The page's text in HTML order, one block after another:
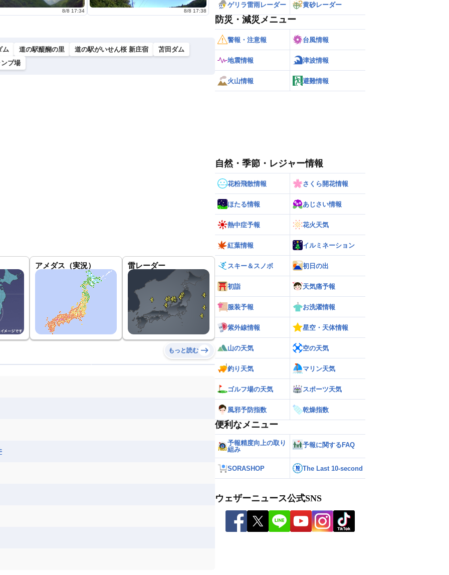
8/8 17:34 8/8 17:38
ム 道の駅醍醐の里 道の駅がいせん桜 新庄宿
苫田ダム
プ場
アメダス（実況） 雷レーダー
もっと読む
ゲリラ雷雨レーダー 黄砂レーダー
防災・減災メニュー
警報・注意報 台風情報
地震情報 津波情報
火山情報 避難情報
自然・季節・レジャー情報
花粉飛散情報 さくら開花情報
ほたる情報 あじさい情報
熱中症予報 花火天気
紅葉情報 イルミネーション
スキー＆スノボ 初日の出
初詣 天気痛予報
服装予報 お洗濯情報
紫外線情報 星空・天体情報
山の天気 空の天気
釣り天気 マリン天気
ゴルフ場の天気 スポーツ天気
風邪予防指数 乾燥指数
便利なメニュー
予報精度向上の取り
組み
予報に関するFAQ
SORASHOP The Last 10-second
ウェザーニュース公式SNS